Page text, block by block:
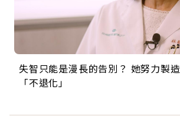
失智只能是漫長的告別？ 她努力製
「不退化」
來自剛果的巧克力神父 為台灣奉獻
的家，我連作夢都講台語！」
63歲卸矽谷副總、搬回台灣找快樂
丑」走進安養院，逗樂上萬爺奶：退
104歲打破金氏世界紀錄 成為全球
手，分享長壽的秘密原來是「這個」
事業巔峰他選擇追夢…黑手阿伯拉
巨蛋！連CNN都大讚！